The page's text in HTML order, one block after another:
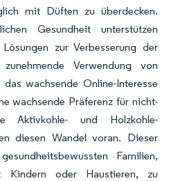
mit Düften zu überdecken.
Gesundheit unterstützen
zur Verbesserung der
Verwendung von
wachsende Online-Interesse
wachsende Präferenz für nicht-
Aktivkohle- und Holzkohle-
diesen Wandel voran. Dieser
Familien,
Kindern oder Haustieren, zu